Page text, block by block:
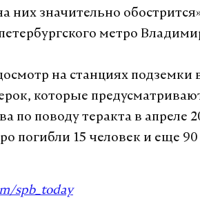
них значительно
метро
на станциях подземки
которые
по поводу теракта в апреле
погибли 15 человек и еще
spb_today